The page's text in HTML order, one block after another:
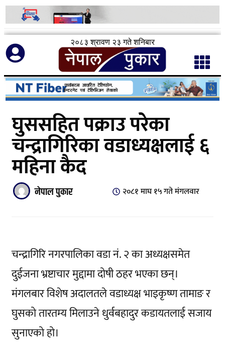
२०८३ श्रावण २३ गते शनिबार
घुससहित पक्राउ परेका
चन्द्रागिरिका वडाध्यक्षलाई ६
महिना कैद
नेपाल पुकार २०८१ माघ १५ गते मंगलवार
चन्द्रागिरि नगरपालिका वडा नं. २ का अध्यक्षसमेत
दुईजना भ्रष्टाचार मुद्दामा दोषी ठहर भएका छन्।
मंगलबार विशेष अदालतले वडाध्यक्ष भाइकृष्ण तामाङ र
घुसको तारतम्य मिलाउने धुर्वबहादुर कडायतलाई सजाय
सुनाएको हो।